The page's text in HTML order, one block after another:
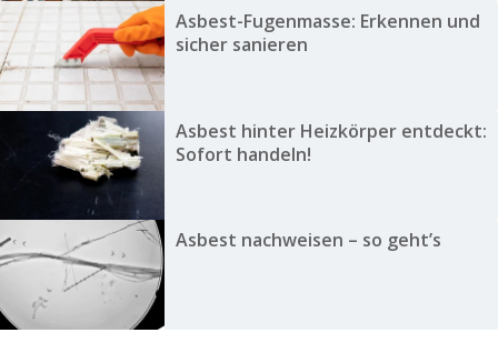
Asbest-Fugenmasse: Erkennen und
sicher sanieren
Asbest hinter Heizkörper entdeckt:
Sofort handeln!
Asbest nachweisen – so geht’s